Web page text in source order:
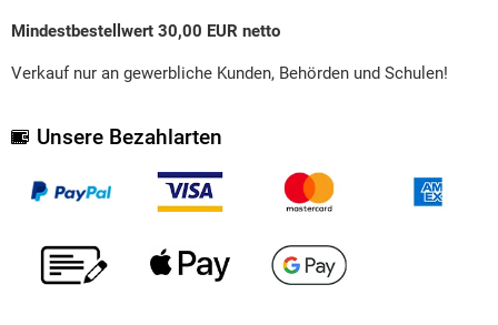
Mindestbestellwert 30,00 EUR netto
Verkauf nur an gewerbliche Kunden, Behörden und Schulen!
Unsere Bezahlarten